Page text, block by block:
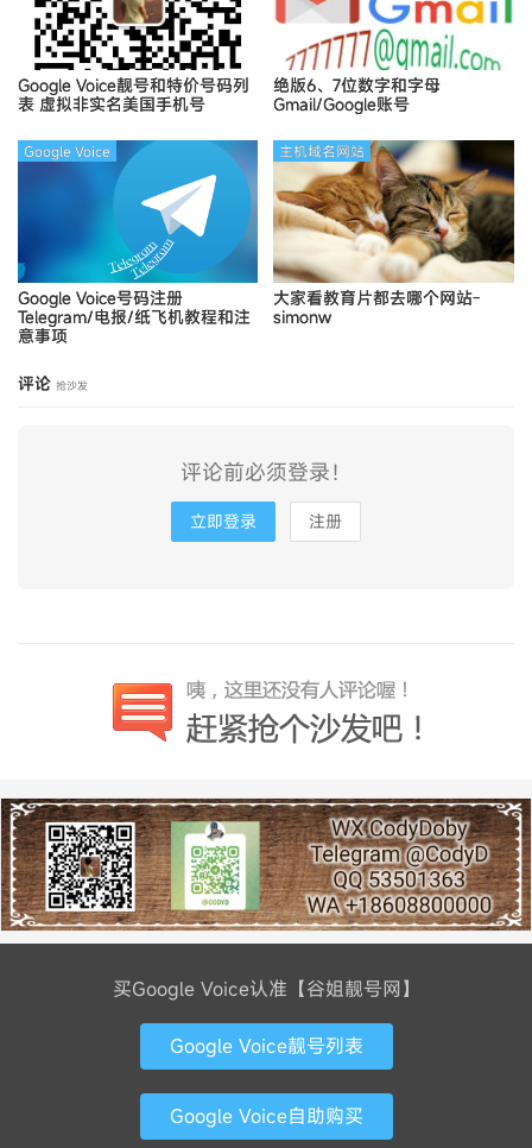
Google Voice靓号和特价号码列
表 虚拟非实名美国手机号
绝版6、7位数字和字母
Gmail/Google账号
Google Voice号码注册
Telegram/电报/纸飞机教程和注
意事项
Google Voice
大家看教育片都去哪个网站-
simonw
主机域名网站
评论 抢沙发
评论前必须登录！
立即登录 注册
买Google Voice认准【谷姐靓号网】
Google Voice靓号列表
Google Voice自助购买